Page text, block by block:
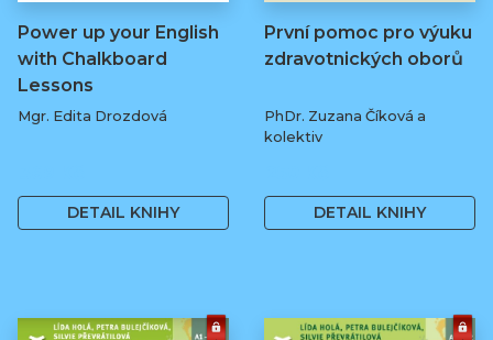
Power up your English
with Chalkboard
Lessons
Mgr. Edita Drozdová
DETAIL KNIHY
První pomoc pro výuku
zdravotnických oborů
PhDr. Zuzana Číková a
kolektiv
DETAIL KNIHY